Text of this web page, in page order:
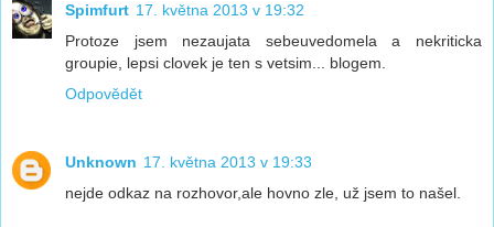
Spimfurt 17. května 2013 v 19:32
Protoze jsem nezaujata sebeuvedomela a nekriticka
groupie, lepsi clovek je ten s vetsim... blogem.
Odpovědět
Unknown 17. května 2013 v 19:33
nejde odkaz na rozhovor,ale hovno zle, už jsem to našel.